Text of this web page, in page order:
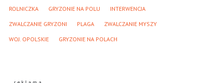
ROLNICZKA GRYZONIE NA POLU INTERWENCJA
ZWALCZANIE GRYZONI PLAGA ZWALCZANIE MYSZY
WOJ. OPOLSKIE GRYZONIE NA POLACH